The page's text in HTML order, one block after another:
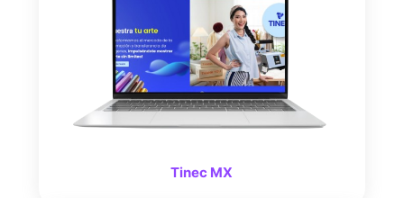
Tinec MX